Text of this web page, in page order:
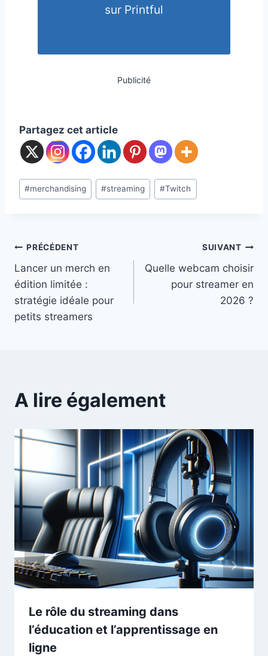
sur Printful
Publicité
Partagez cet article
Post
Tags:
#merchandising #streaming #Twitch
Navigation
de
l’article
PRÉCÉDENT
Lancer un merch en
édition limitée :
stratégie idéale pour
petits streamers
SUIVANT
Quelle webcam choisir
pour streamer en
2026 ?
A lire également
Le rôle du streaming dans
l’éducation et l’apprentissage en
ligne